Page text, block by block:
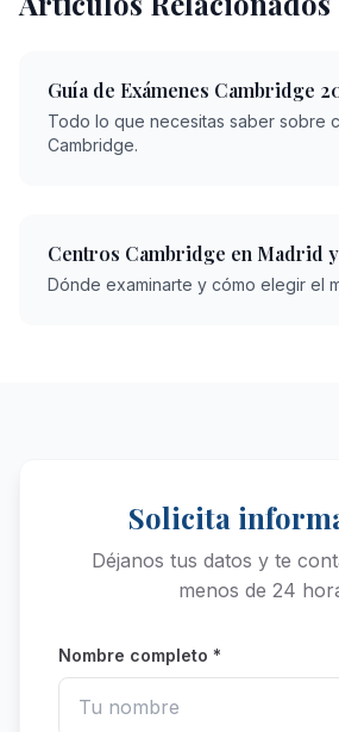
Guía de Exámenes Cambridge
Todo lo que necesitas saber sobre
Cambridge.
Centros Cambridge en Madrid
Dónde examinarte y cómo elegir el
Solicita
Déjanos tus datos y te
menos de 24
Nombre completo *